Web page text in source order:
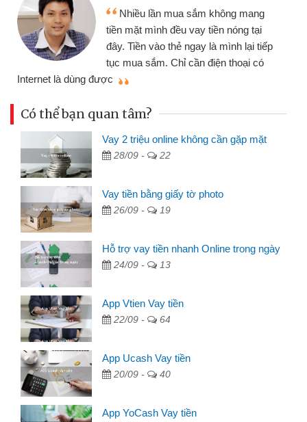
Tôi kinh doanh buôn bán nhỏ lẻ
nhiều lúc cần vốn nhập hàng, nhờ biết
đến website qua bạn bè giới thiệu tôi
đã giải quyết được công việc của
Có thể bạn quan tâm?
Vay 2 triệu online không cần gặp mặt
28/09 - 22
Vay tiền bằng giấy tờ photo
26/09 - 19
Hỗ trợ vay tiền nhanh Online trong ngày
24/09 - 13
App Vtien Vay tiền
22/09 - 64
App Ucash Vay tiền
20/09 - 40
App YoCash Vay tiền